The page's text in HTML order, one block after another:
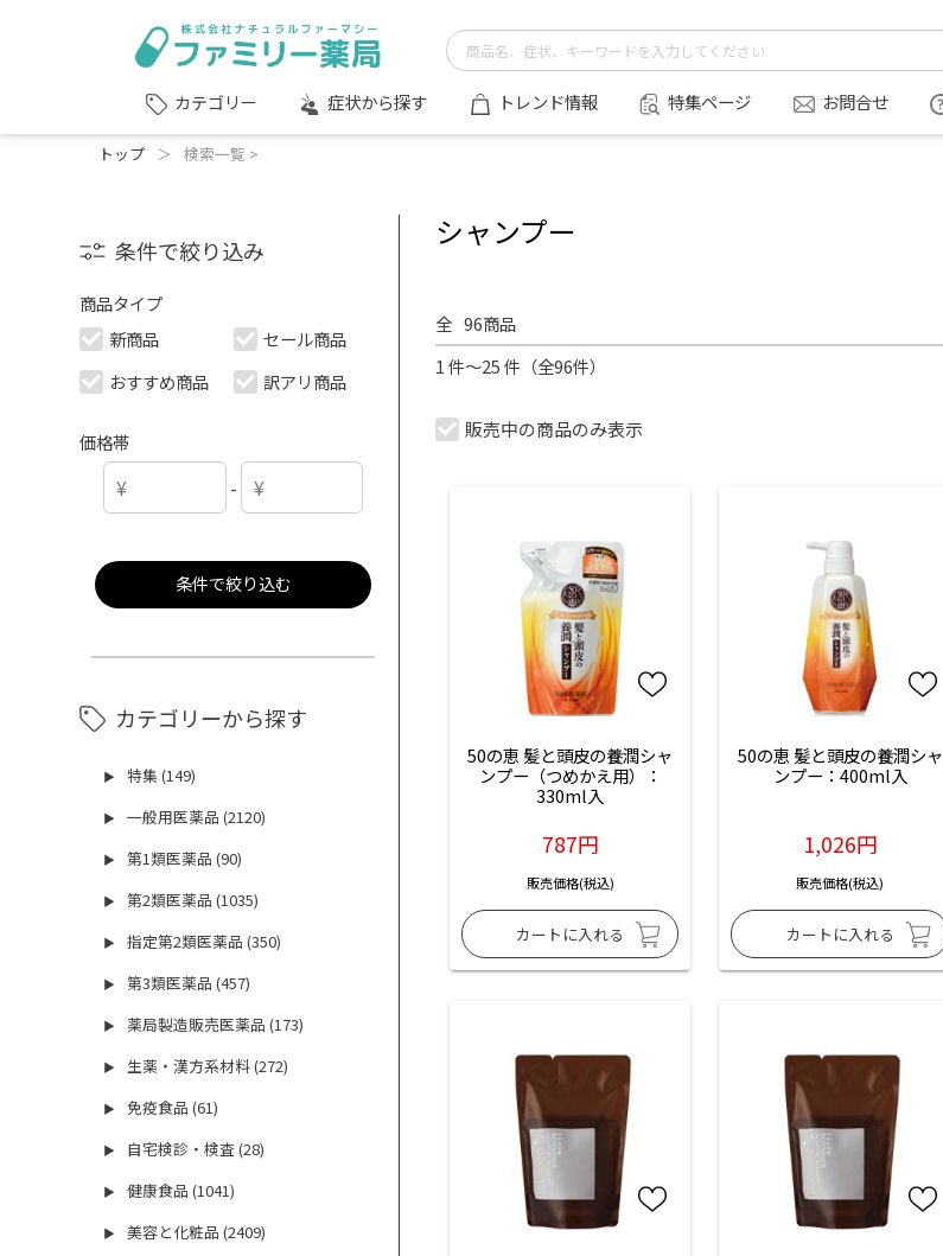
カテゴリー 症状から探す トレンド情報 特集ページ お問合せ
トップ ＞ 検索一覧 >
条件で絞り込み
商品タイプ
新商品
セール商品
おすすめ商品
訳アリ商品
価格帯
-
条件で絞り込む
カテゴリーから探す
▶ 特集 (149)
▶ 一般用医薬品 (2120)
▶ 第1類医薬品 (90)
▶ 第2類医薬品 (1035)
▶ 指定第2類医薬品 (350)
▶ 第3類医薬品 (457)
▶ 薬局製造販売医薬品 (173)
▶ 生薬・漢方系材料 (272)
▶ 免疫食品 (61)
▶ 自宅検診・検査 (28)
▶ 健康食品 (1041)
▶ 美容と化粧品 (2409)
シャンプー
全 96商品
1 件～25 件（全96件）
販売中の商品のみ表示
50の恵 髪と頭皮の養潤シャ
ンプー（つめかえ用）：
330ml入
787円
販売価格(税込)
50の恵 髪と頭皮の養潤シャ
ンプー：400ml入
1,026円
販売価格(税込)